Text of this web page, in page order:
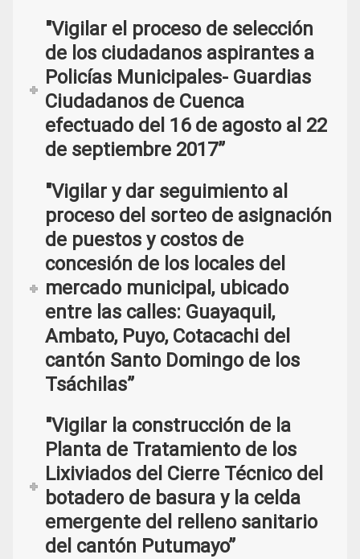
"Vigilar el proceso de selección
de los ciudadanos aspirantes a
Policías Municipales- Guardias
Ciudadanos de Cuenca
efectuado del 16 de agosto al 22
de septiembre 2017”
"Vigilar y dar seguimiento al
proceso del sorteo de asignación
de puestos y costos de
concesión de los locales del
mercado municipal, ubicado
entre las calles: Guayaquil,
Ambato, Puyo, Cotacachi del
cantón Santo Domingo de los
Tsáchilas”
"Vigilar la construcción de la
Planta de Tratamiento de los
Lixiviados del Cierre Técnico del
botadero de basura y la celda
emergente del relleno sanitario
del cantón Putumayo”